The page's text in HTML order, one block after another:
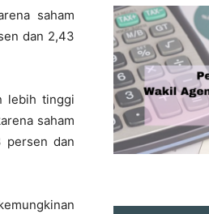
saham
dan 2,43
lebih tinggi
saham
persen dan